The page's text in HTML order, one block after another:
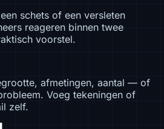
schets of een versleten
reageren binnen twee
voorstel.
afmetingen, aantal — of
Voeg tekeningen of
zelf.